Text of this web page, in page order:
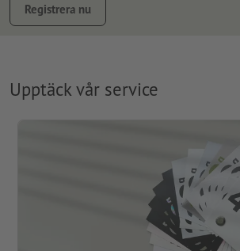
Registrera nu
Upptäck vår service